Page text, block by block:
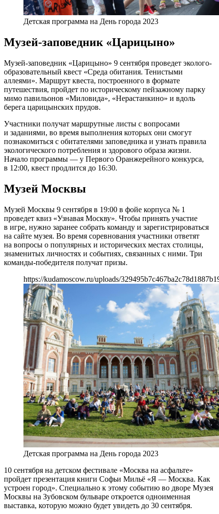
Детская программа на День города 2023
Музей-заповедник «Царицыно»
Музей-заповедник «Царицыно» 9 сентября проведет эколого-
образовательный квест «Среда обитания. Тенистыми
аллеями». Маршрут квеста, построенного в формате
путешествия, пройдет по историческому пейзажному парку
мимо павильонов «Миловида», «Нерастанкино» и вдоль
берега царицынских прудов.
Участники получат маршрутные листы с вопросами
и заданиями, во время выполнения которых они смогут
познакомиться с обитателями заповедника и узнать правила
экологического потребления и здорового образа жизни.
Начало программы — у Первого Оранжерейного конкурса,
в 12:00, квест продлится до 16:30.
Музей Москвы
Музей Москвы 9 сентября в 19:00 в фойе корпуса № 1
проведет квиз «Узнавая Москву». Чтобы принять участие
в игре, нужно заранее собрать команду и зарегистрироваться
на сайте музея. Во время соревнования участники ответят
на вопросы о популярных и исторических местах столицы,
знаменитых личностях и событиях, связанных с ними. Три
команды-победителя получат призы.
https://kudamoscow.ru/uploads/
Детская программа на День города 2023
10 сентября на детском фестивале «Москва на асфальте»
пройдет презентация книги Софьи Мильё «Я — Москва. Как
устроен город». Специально к этому событию во дворе Музея
Москвы на Зубовском бульваре откроется одноименная
выставка, которую можно будет увидеть до 30 сентября.